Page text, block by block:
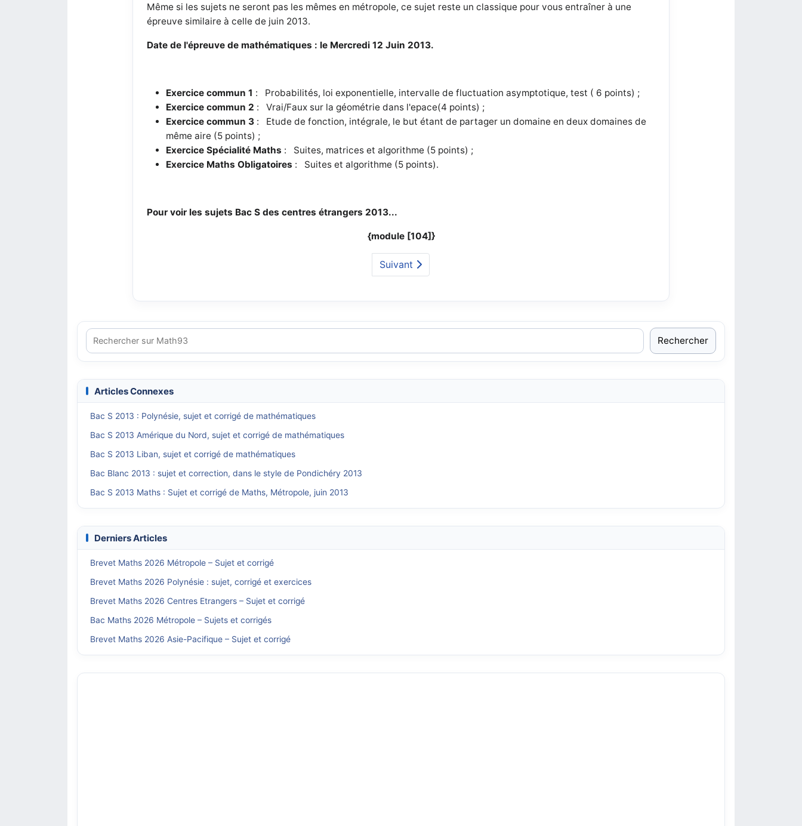
Même si les sujets ne seront pas les mêmes en métropole, ce sujet reste un classique pour vous entraîner à une
épreuve similaire à celle de juin 2013.
Date de l'épreuve de mathématiques : le Mercredi 12 Juin 2013.
Exercice commun 1 : Probabilités, loi exponentielle, intervalle de fluctuation asymptotique, test ( 6 points) ;
Exercice commun 2 : Vrai/Faux sur la géométrie dans l'epace(4 points) ;
Exercice commun 3 : Etude de fonction, intégrale, le but étant de partager un domaine en deux domaines de
même aire (5 points) ;
Exercice Spécialité Maths : Suites, matrices et algorithme (5 points) ;
Exercice Maths Obligatoires : Suites et algorithme (5 points).
Pour voir les sujets Bac S des centres étrangers 2013...
{module [104]}
Suivant
Rechercher
Articles Connexes
Bac S 2013 : Polynésie, sujet et corrigé de mathématiques
Bac S 2013 Amérique du Nord, sujet et corrigé de mathématiques
Bac S 2013 Liban, sujet et corrigé de mathématiques
Bac Blanc 2013 : sujet et correction, dans le style de Pondichéry 2013
Bac S 2013 Maths : Sujet et corrigé de Maths, Métropole, juin 2013
Derniers Articles
Brevet Maths 2026 Métropole – Sujet et corrigé
Brevet Maths 2026 Polynésie : sujet, corrigé et exercices
Brevet Maths 2026 Centres Etrangers – Sujet et corrigé
Bac Maths 2026 Métropole – Sujets et corrigés
Brevet Maths 2026 Asie-Pacifique – Sujet et corrigé